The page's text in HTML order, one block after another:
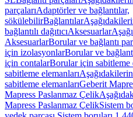
parçalarıAdaptörler ve bağlantılar,
sökülebilirBağlantılar
bağlantılı dağıtıcıAksesuarlar
AksesuarlarBorular ve bağlantı
için izolasyonlarBorular ve
için contalarBorular için sabitleme
sabitleme elemanları
sabitleme elemanlarıGeberit
Mapress Paslanmaz Çelik
Mapress Paslanmaz ÇelikSistem